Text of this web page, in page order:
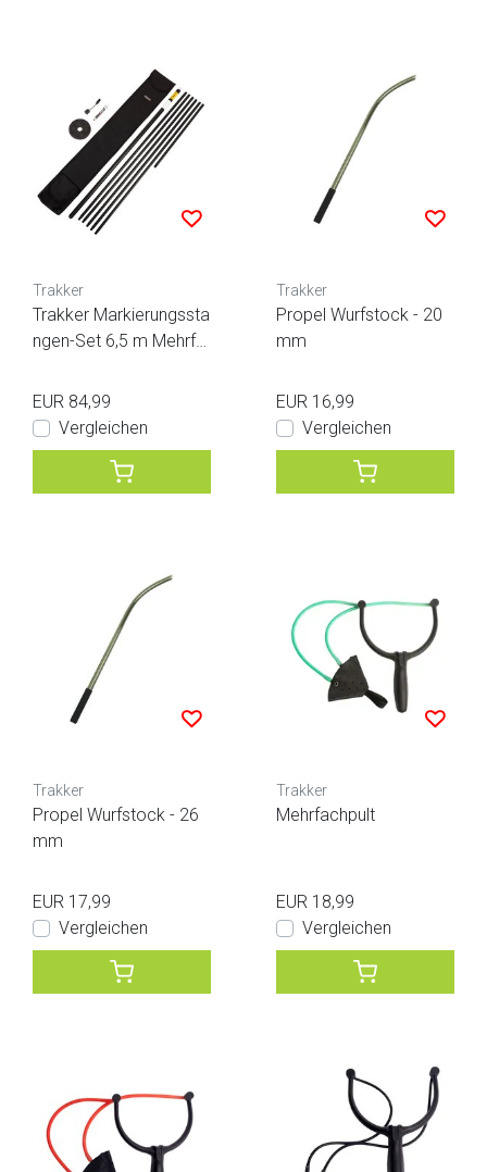
Trakker
Trakker Markierungssta
ngen-Set 6,5 m Mehrfar
EUR 84,99
Vergleichen
Trakker
Propel Wurfstock - 20
mm
EUR 16,99
Vergleichen
Trakker
Propel Wurfstock - 26
mm
EUR 17,99
Vergleichen
Trakker
Mehrfachpult
EUR 18,99
Vergleichen